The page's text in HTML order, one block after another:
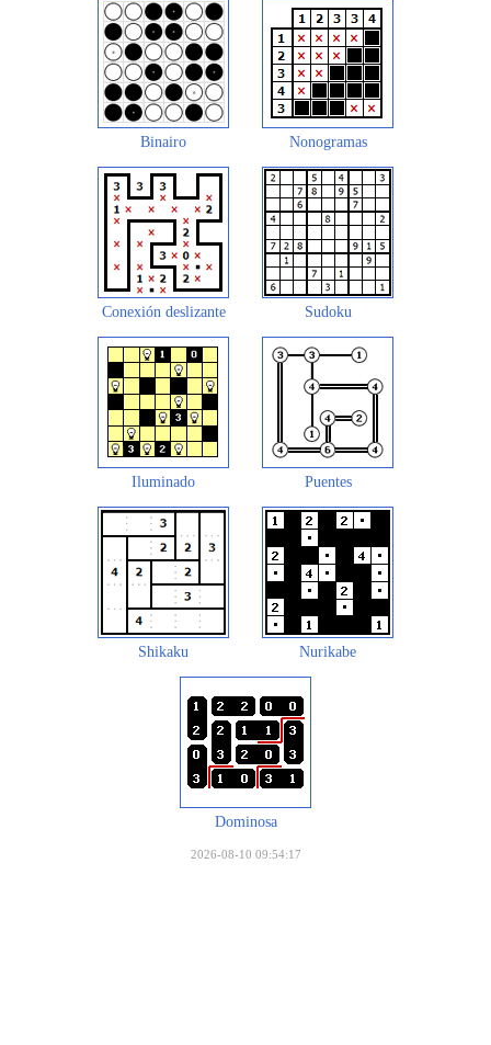
Binairo Nonogramas
Conexión deslizante Sudoku
Iluminado Puentes
Shikaku Nurikabe
Dominosa
2026-08-10 09:54:17